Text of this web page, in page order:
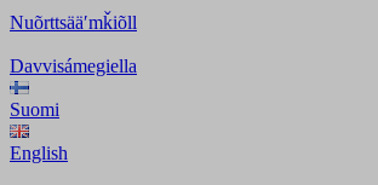
Nuõrttsääʹmǩiõll
Davvisámegiella
Suomi
English